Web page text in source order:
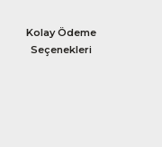
Kolay Ödeme
Seçenekleri